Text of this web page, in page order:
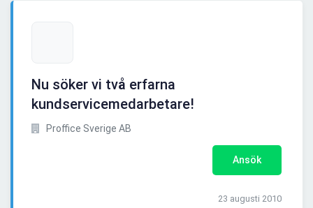
Nu söker vi två erfarna
kundservicemedarbetare!
Proffice Sverige AB
Ansök
23 augusti 2010